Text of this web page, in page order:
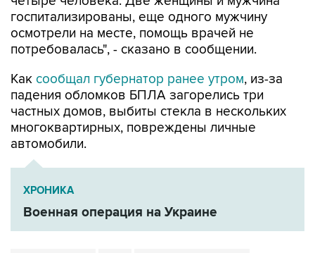
госпитализированы, еще одного мужчину
осмотрели на месте, помощь врачей не
потребовалась", - сказано в сообщении.
Как сообщал губернатор ранее утром, из-за
падения обломков БПЛА загорелись три
частных домов, выбиты стекла в нескольких
многоквартирных, повреждены личные
автомобили.
ХРОНИКА
Военная операция на Украине